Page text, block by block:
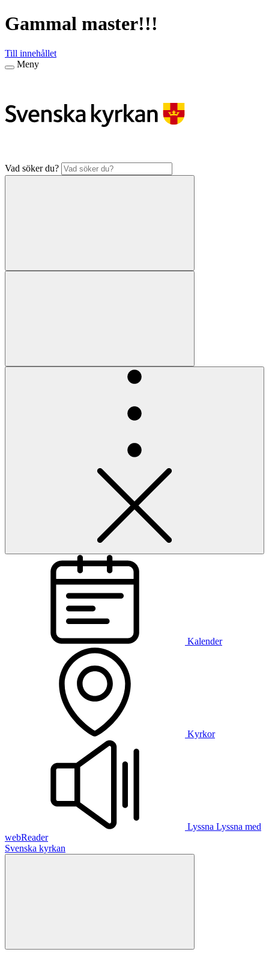
Gammal master!!!
Till innehållet
Meny
Vad söker du?
Kalender
Kyrkor
Lyssna Lyssna med
webReader
Svenska kyrkan